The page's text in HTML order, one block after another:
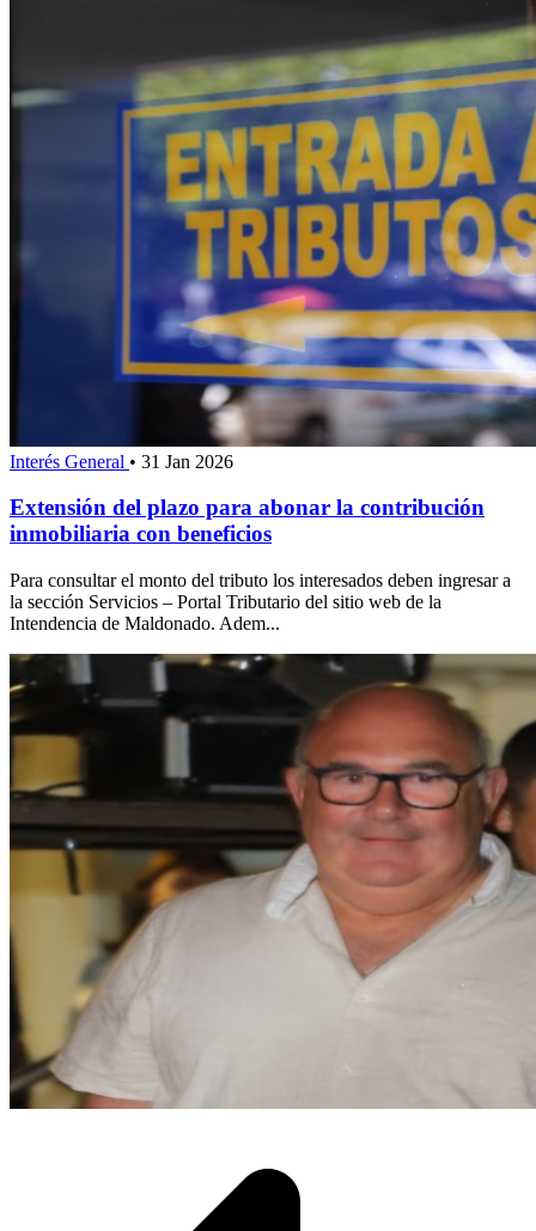
Interés General • 31 Jan 2026
Extensión del plazo para abonar la contribución
inmobiliaria con beneficios
Para consultar el monto del tributo los interesados deben ingresar a
la sección Servicios – Portal Tributario del sitio web de la
Intendencia de Maldonado. Adem...